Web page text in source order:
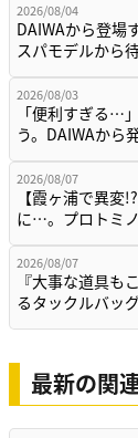
2026/08/04
DAIWAから登場
スパモデルから
2026/08/03
「便利すぎる…
う。DAIWAから
2026/08/07
【霞ヶ浦で異変
に…。プロトミ
2026/08/07
『大事な道具も
るタックルバッ
最新の関